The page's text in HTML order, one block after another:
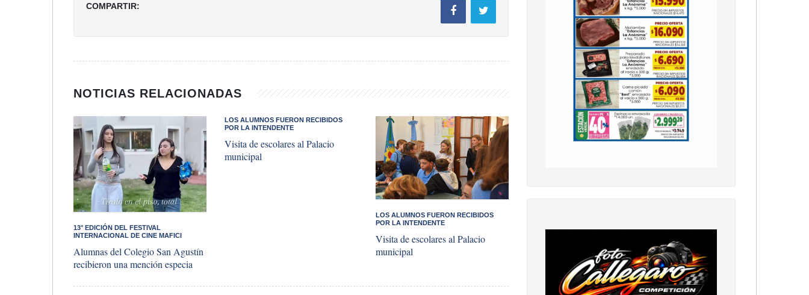
COMPARTIR:
NOTICIAS RELACIONADAS
​13° EDICIÓN DEL FESTIVAL
INTERNACIONAL DE CINE MAFICI
Alumnas del Colegio San Agustín
recibieron una mención especia
LOS ALUMNOS FUERON RECIBIDOS
POR LA INTENDENTE
Visita de escolares al Palacio
municipal
LOS ALUMNOS FUERON RECIBIDOS
POR LA INTENDENTE
Visita de escolares al Palacio
municipal